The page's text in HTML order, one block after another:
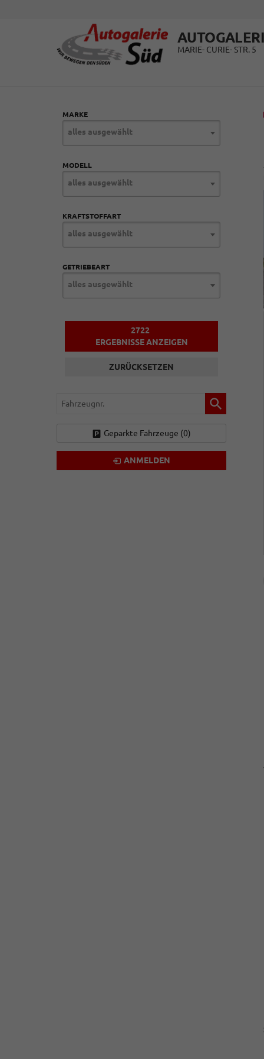
MARIE- CURIE- STR. 5
MARKE
alles ausgewählt
MODELL
alles ausgewählt
KRAFTSTOFFART
alles ausgewählt
GETRIEBEART
alles ausgewählt
2722
ERGEBNISSE ANZEIGEN
ZURÜCKSETZEN
Fahrzeugnr.
Geparkte Fahrzeuge (0)
ANMELDEN